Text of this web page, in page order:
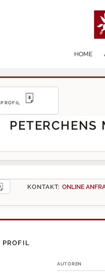
HOME
PROFIL
PETERCHENS
KONTAKT: ONLINE
PROFIL
AUTOREN